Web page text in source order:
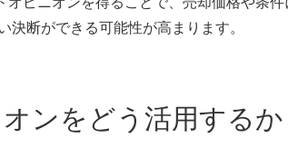
決断ができる可能性が高まります。
ンをどう活用するか